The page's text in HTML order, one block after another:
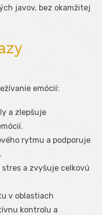
javov, bez okamžitej
emócií:
a zlepšuje
rytmu a podporuje
a zvyšuje celkovú
v oblastiach
kontrolu a